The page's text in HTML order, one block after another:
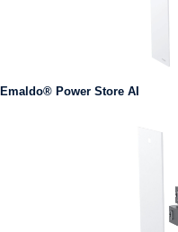
Emaldo® Power Store AI